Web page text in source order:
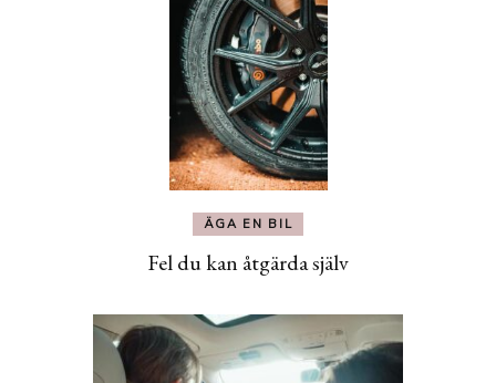
ÄGA EN BIL
Fel du kan åtgärda själv